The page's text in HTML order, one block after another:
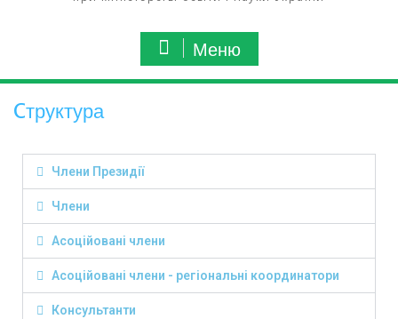
Меню
Cтруктура
Члени Президії
Члени
Асоційовані члени
Асоційовані члени - регіональні координатори
Консультанти